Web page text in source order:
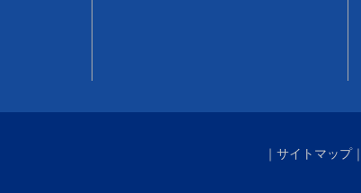
｜ サイトマップ｜